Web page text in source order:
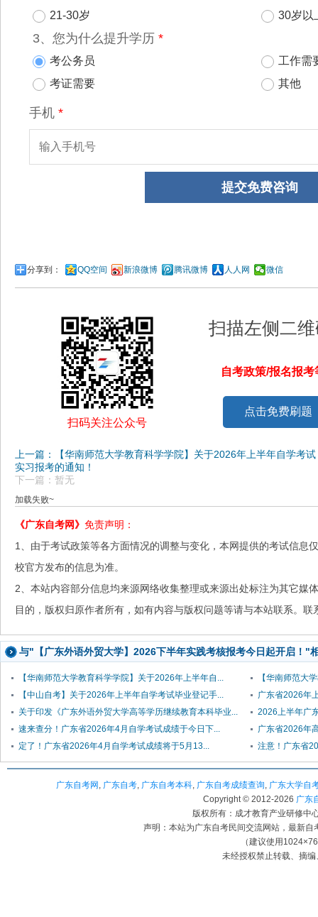
分享到： QQ空间 新浪微博 腾讯微博 人人网 微信
扫码关注公众号
扫描左侧二
自考政策/报名报
点击免费刷题
上一篇：【华南师范大学教育科学学院】关于2026年上半年自学考
实习报考的通知！
下一篇：暂无
加载失败~
《广东自考网》 免责声明：
1、由于考试政策等各方面情况的调整与变化，本网提供的考试信息
校官方发布的信息为准。
2、本站内容部分信息均来源网络收集整理或来源出处标注为其它媒
目的，版权归原作者所有，如有内容与版权问题等请与本站联系。
与"【广东外语外贸大学】2026下半年实践考核报考今日起开启！"
【华南师范大学教育科学学院】关于2026年上半年自...
【华南师范大
【中山自考】关于2026年上半年自学考试毕业登记手...
广东省2026年
关于印发《广东外语外贸大学高等学历继续教育本科毕业...
2026上半年广
速来查分！广东省2026年4月自学考试成绩于今日下...
广东省2026年
定了！广东省2026年4月自学考试成绩将于5月13...
注意！广东省
广东自考网 广东自考 广东自考本科 广东自考成绩查询 广东大学自
Copyright © 2012-2026 广东
版权所有：成才教育产业研修中
声明：本站为广东自考民间交流网站，最新
（建议使用
未经授权禁止转载、摘